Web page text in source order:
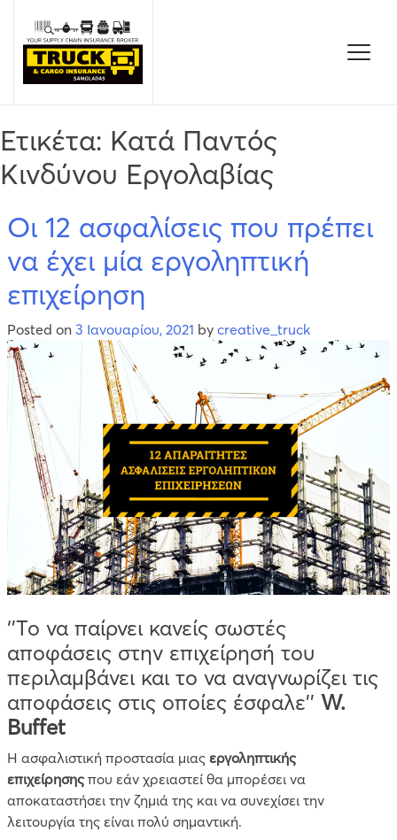
content
Ετικέτα: Κατά Παντός
Κινδύνου Εργολαβίας
Οι 12 ασφαλίσεις που πρέπει
να έχει μία εργοληπτική
επιχείρηση
Posted on 3 Ιανουαρίου, 2021 by creative_truck
‘’Το να παίρνει κανείς σωστές
αποφάσεις στην επιχείρησή του
περιλαμβάνει και το να αναγνωρίζει τις
αποφάσεις στις οποίες έσφαλε’’ W.
Buffet
Η ασφαλιστική προστασία μιας εργοληπτικής
επιχείρησηςπου εάν χρειαστεί θα μπορέσει να
αποκαταστήσει την ζημιά της και να συνεχίσει την
λειτουργία της είναι πολύ σημαντική.